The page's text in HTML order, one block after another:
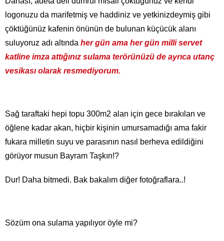
logonuzu da marifetmiş ve haddiniz ve yetkinizdeymiş gibi
çöktüğünüz kafenin önünün de bulunan küçücük alanı
suluyoruz adı altında her gün ama her gün milli servet
katline imza attığınız sulama terörünüzü de ayrıca utanç
vesikası olarak resmediyorum.
Sağ taraftaki hepi topu 300m2 alan için gece bırakılan ve
öğlene kadar akan, hiçbir kişinin umursamadığı ama fakir
fukara milletin suyu ve parasının nasıl berheva edildiğini
görüyor musun Bayram Taşkın!?
Dur! Daha bitmedi. Bak bakalım diğer fotoğraflara..!
Sözüm ona sulama yapılıyor öyle mi?